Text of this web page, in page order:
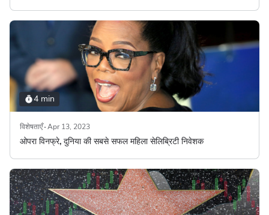
4 min
विशेषताएँ Apr 13, 2023
ओपरा विनफ्रे, दुनिया की सबसे सफल महिला सेलिब्रिटी निवेशक